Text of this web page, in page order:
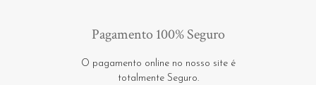
Pagamento 100% Seguro
O pagamento online no nosso site é
totalmente Seguro.